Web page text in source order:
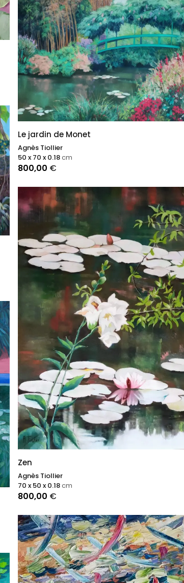
Le jardin de Monet
Agnès Tiollier
800,00 €
50 x 70 x 0.18cm
Zen
Agnès Tiollier
800,00 €
70 x 50 x 0.18cm